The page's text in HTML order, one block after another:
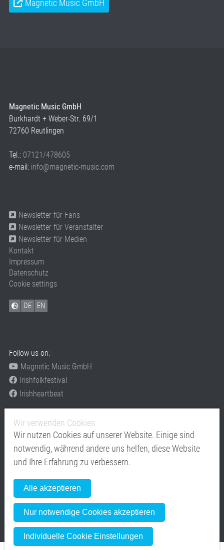
Magnetic Music GmbH
Magnetic Music GmbH
Burkhardt + Weber-Str. 69/1
72760 Reutlingen
Tel.: 07121/478605
e-mail: info@magnetic-music.com
Newsletter für Fans
Newsletter für Veranstalter
Newsletter für Medien
Kontakt
Impressum
Datenschutz
Cookie settings
DE EN
Follow us on:
Magnetic Music GmbH
Irishfolkfestival
Irishheartbeat
www.irishfolkfestival.de
www.Irishheartbeat.eu
Mitglied im
Wir verwenden Cookies
Wir nutzen Cookies auf unserer Website. Einige sind
notwendig, während andere uns helfen, diese Website
und Ihre Erfahrung zu verbessern.
Alle akzeptieren
Nur notwendige Cookies akzeptieren
Individuelle Cookie Einstellungen